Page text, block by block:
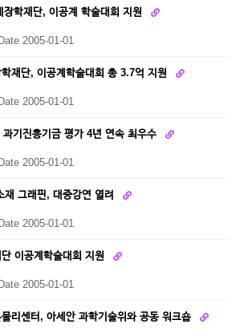
학재단, 이공계 학술대회 지원
Date 2005-01-01
재단, 이공계학술대회 총 3.7억 지원
Date 2005-01-01
기진흥기금 평가 4년 연속 최우수
Date 2005-01-01
재 그래핀, 대중강연 열려
Date 2005-01-01
이공계학술대회 지원
Date 2005-01-01
리센터, 아세안 과학기술위와 공동 워크숍